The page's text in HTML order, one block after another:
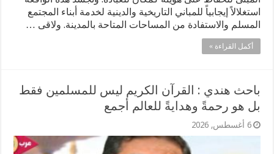
استغلالاً إيجابياً للمباني التاريخية والدينية لخدمة أبناء المجتمع
المسلم والاستفادة من المساحات المتاحة بالمدينة. ولاقى …
أكمل القراءة »
باحث هندي : القرآن الكريم ليس للمسلمين فقط
بل هو رحمةً وهدايةً للعالم أجمع
6 أغسطس, 2026